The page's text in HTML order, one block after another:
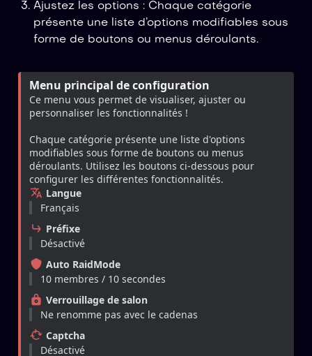
Ajustez les options : Chaque catégorie
présente une liste d’options modifiables sous
forme de boutons ou menus déroulants.
Menu principal de configuration
Ce menu vous permet de visualiser, ajuster ou
personnaliser les fonctionnalités !
Chaque catégorie présente une liste d'options
modifiables sous forme de boutons ou menus
déroulants. Utilisez les boutons ci-dessous pour
configurer les différentes fonctionnalités.
Langue
Français
Préfixe
Désactivé
Auto RaidMode
10 membres / 10 secondes
Verrouillage de salon
Ne renomme pas avec le cadenas
Captcha
Désactivé